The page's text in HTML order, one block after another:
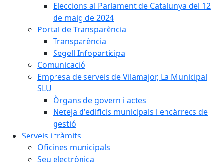
Eleccions al Parlament de Catalunya del 12
de maig de 2024
Portal de Transparència
Transparència
Segell Infoparticipa
Comunicació
Empresa de serveis de Vilamajor, La Municipal
SLU
Òrgans de govern i actes
Neteja d'edificis municipals i encàrrecs de
gestió
Serveis i tràmits
Oficines municipals
Seu electrònica